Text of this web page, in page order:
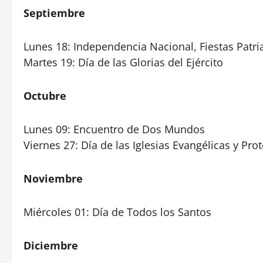
Septiembre
Lunes 18: Independencia Nacional, Fiestas
Martes 19: Día de las Glorias del Ejército
Octubre
Lunes 09: Encuentro de Dos Mundos
Viernes 27: Día de las Iglesias Evangélicas y
Noviembre
Miércoles 01: Día de Todos los Santos
Diciembre